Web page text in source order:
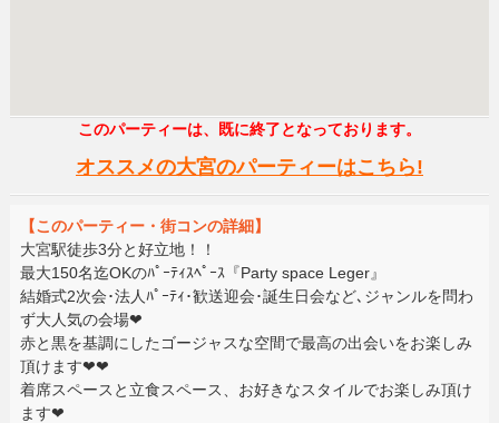
このパーティーは、既に終了となっております。
オススメの大宮のパーティーはこちら!
【このパーティー・街コンの詳細】
大宮駅徒歩3分と好立地！！
最大150名迄OKのﾊﾟｰﾃｨｽﾍﾟｰｽ『Party space Leger』
結婚式2次会･法人ﾊﾟｰﾃｨ･歓送迎会･誕生日会など､ジャンルを問わ
ず大人気の会場❤
赤と黒を基調にしたゴージャスな空間で最高の出会いをお楽しみ
頂けます❤❤
着席スペースと立食スペース、お好きなスタイルでお楽しみ頂け
ます❤